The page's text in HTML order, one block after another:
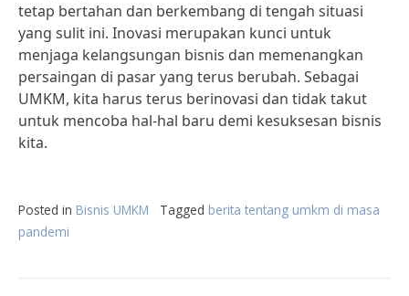
tetap bertahan dan berkembang di tengah situasi
yang sulit ini. Inovasi merupakan kunci untuk
menjaga kelangsungan bisnis dan memenangkan
persaingan di pasar yang terus berubah. Sebagai
UMKM, kita harus terus berinovasi dan tidak takut
untuk mencoba hal-hal baru demi kesuksesan bisnis
kita.
Posted in Bisnis UMKM Tagged berita tentang umkm di masa
pandemi